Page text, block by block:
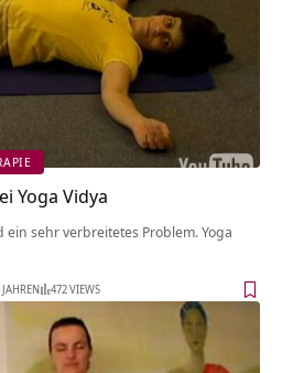
Yoga Vidya
sehr verbreitetes Problem. Yoga
472 VIEWS